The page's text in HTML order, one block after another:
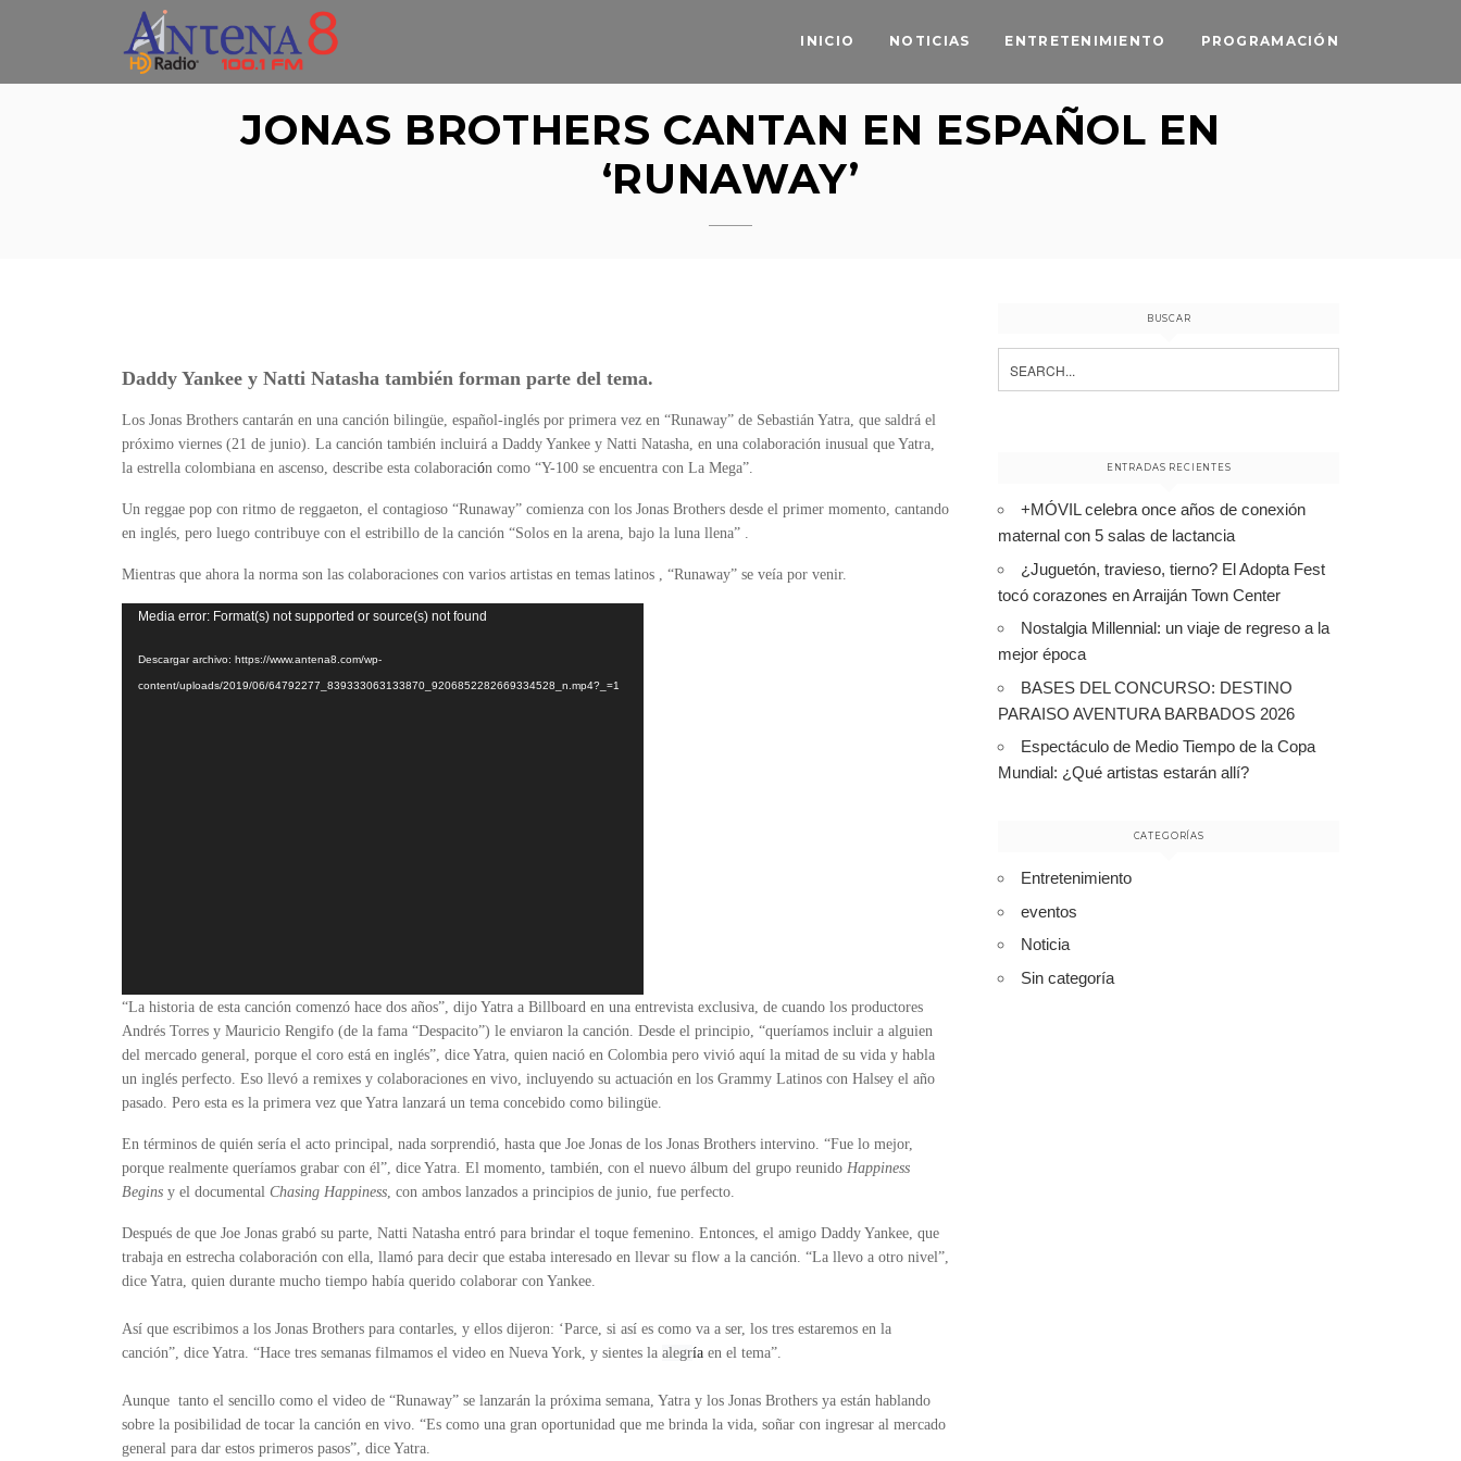
INICIO NOTICIAS ENTRETENIMIENTO PROGRAMACIÓN
JONAS BROTHERS CANTAN EN ESPAÑOL EN
‘RUNAWAY’
Daddy Yankee y Natti Natasha también forman parte del tema.
Los Jonas Brothers cantarán en una canción bilingüe, español-inglés por primera vez en “Runaway” de Sebastián Yatra, que saldrá el
próximo viernes (21 de junio). La canción también incluirá a Daddy Yankee y Natti Natasha, en una colaboración inusual que Yatra,
la estrella colombiana en ascenso, describe esta colaboración como “Y-100 se encuentra con La Mega”.
Un reggae pop con ritmo de reggaeton, el contagioso “Runaway” comienza con los Jonas Brothers desde el primer momento, cantando
en inglés, pero luego contribuye con el estribillo de la canción “Solos en la arena, bajo la luna llena” .
Mientras que ahora la norma son las colaboraciones con varios artistas en temas latinos , “Runaway” se veía por venir.
Reproductor
vídeo
Media error: Format(s) not supported or source(s) not found
Descargar archivo: https://www.antena8.com/wp-
content/uploads/2019/06/64792277_839333063133870_9206852282669334528_n.mp4?_=1
“La historia de esta canción comenzó hace dos años”, dijo Yatra a Billboard en una entrevista exclusiva, de cuando los productores
Andrés Torres y Mauricio Rengifo (de la fama “Despacito”) le enviaron la canción. Desde el principio, “queríamos incluir a alguien
del mercado general, porque el coro está en inglés”, dice Yatra, quien nació en Colombia pero vivió aquí la mitad de su vida y habla
un inglés perfecto. Eso llevó a remixes y colaboraciones en vivo, incluyendo su actuación en los Grammy Latinos con Halsey el año
pasado. Pero esta es la primera vez que Yatra lanzará un tema concebido como bilingüe.
En términos de quién sería el acto principal, nada sorprendió, hasta que Joe Jonas de los Jonas Brothers intervino. “Fue lo mejor,
porque realmente queríamos grabar con él”, dice Yatra. El momento, también, con el nuevo álbum del grupo reunido Happiness
Begins y el documental Chasing Happiness , con ambos lanzados a principios de junio, fue perfecto.
Después de que Joe Jonas grabó su parte, Natti Natasha entró para brindar el toque femenino. Entonces, el amigo Daddy Yankee, que
trabaja en estrecha colaboración con ella, llamó para decir que estaba interesado en llevar su flow a la canción. “La llevo a otro nivel”,
dice Yatra, quien durante mucho tiempo había querido colaborar con Yankee.
Así que escribimos a los Jonas Brothers para contarles, y ellos dijeron: ‘Parce, si así es como va a ser, los tres estaremos en la
canción”, dice Yatra. “Hace tres semanas filmamos el video en Nueva York, y sientes la alegría en el tema”.
Aunque tanto el sencillo como el video de “Runaway” se lanzarán la próxima semana, Yatra y los Jonas Brothers ya están hablando
sobre la posibilidad de tocar la canción en vivo. “Es como una gran oportunidad que me brinda la vida, soñar con ingresar al mercado
general para dar estos primeros pasos”, dice Yatra.
BUSCAR
ENTRADAS RECIENTES
+MÓVIL celebra once años de conexión
maternal con 5 salas de lactancia
¿Juguetón, travieso, tierno? El Adopta Fest
tocó corazones en Arraiján Town Center
Nostalgia Millennial: un viaje de regreso a la
mejor época
BASES DEL CONCURSO: DESTINO
PARAISO AVENTURA BARBADOS 2026
Espectáculo de Medio Tiempo de la Copa
Mundial: ¿Qué artistas estarán allí?
CATEGORÍAS
Entretenimiento
eventos
Noticia
Sin categoría